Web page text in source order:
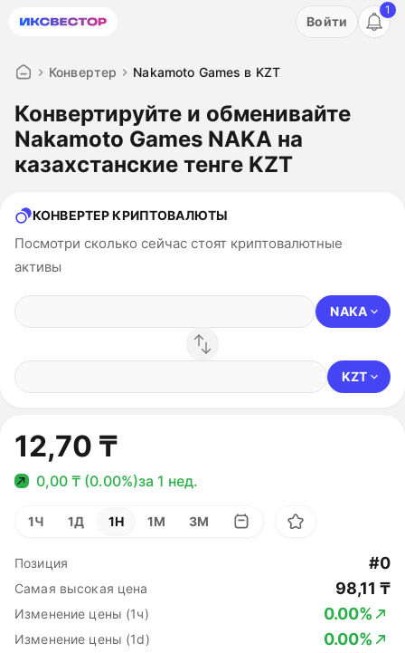
Акция: бесплатный пробный период на 3 дня!
Войти
1
Конвертер Nakamoto Games в KZT
Конвертируйте и обменивайте
Nakamoto Games NAKA на
казахстанские тенге KZT
КОНВЕРТЕР КРИПТОВАЛЮТЫ
Посмотри сколько сейчас стоят криптовалютные
активы
NAKA
KZT
12,70 ₸
0,00 ₸ (0.00%)за 1 нед.
1Ч 1Д 1Н 1М 3М
Позиция #0
Самая высокая цена 98,11 ₸
Изменение цены (1ч) 0.00%
Изменение цены (1d) 0.00%